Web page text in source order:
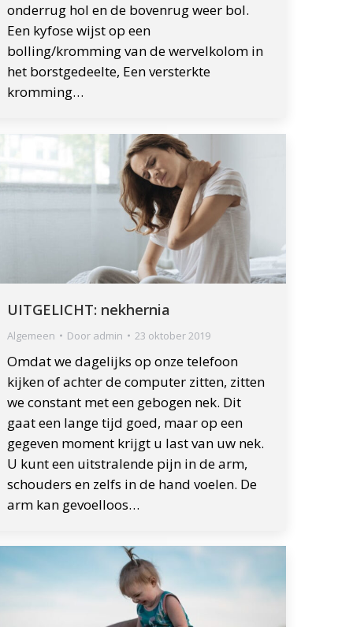
onderrug hol en de bovenrug weer bol.
Een kyfose wijst op een
bolling/kromming van de wervelkolom in
het borstgedeelte, Een versterkte
kromming…
UITGELICHT: nekhernia
Algemeen Door admin 23 oktober 2019
Omdat we dagelijks op onze telefoon
kijken of achter de computer zitten, zitten
we constant met een gebogen nek. Dit
gaat een lange tijd goed, maar op een
gegeven moment krijgt u last van uw nek.
U kunt een uitstralende pijn in de arm,
schouders en zelfs in de hand voelen. De
arm kan gevoelloos…